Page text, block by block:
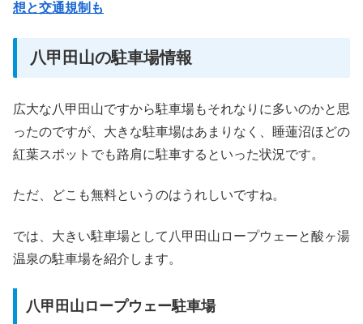
想と交通規制も
八甲田山の駐車場情報
広大な八甲田山ですから駐車場もそれなりに多いのかと思
ったのですが、大きな駐車場はあまりなく、睡蓮沼ほどの
紅葉スポットでも路肩に駐車するといった状況です。
ただ、どこも無料というのはうれしいですね。
では、大きい駐車場として八甲田山ロープウェーと酸ヶ湯
温泉の駐車場を紹介します。
八甲田山ロープウェー駐車場